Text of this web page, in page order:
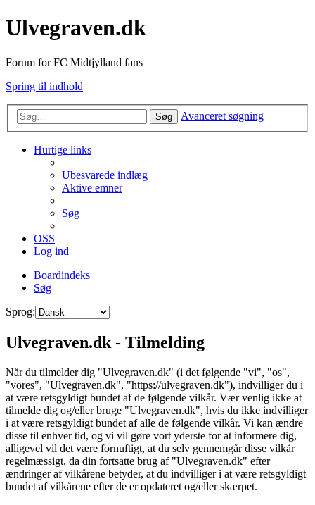
Ulvegraven.dk
Forum for FC Midtjylland fans
Spring til indhold
Søg Avanceret søgning
Hurtige links
Ubesvarede indlæg
Aktive emner
Søg
OSS
Log ind
Boardindeks
Søg
Sprog:
Ulvegraven.dk - Tilmelding
Når du tilmelder dig "Ulvegraven.dk" (i det følgende "vi", "os",
"vores", "Ulvegraven.dk", "https://ulvegraven.dk"), indvilliger du i
at være retsgyldigt bundet af de følgende vilkår. Vær venlig ikke at
tilmelde dig og/eller bruge "Ulvegraven.dk", hvis du ikke indvilliger
i at være retsgyldigt bundet af alle de følgende vilkår. Vi kan ændre
disse til enhver tid, og vi vil gøre vort yderste for at informere dig,
alligevel vil det være fornuftigt, at du selv gennemgår disse vilkår
regelmæssigt, da din fortsatte brug af "Ulvegraven.dk" efter
ændringer af vilkårene betyder, at du indvilliger i at være retsgyldigt
bundet af vilkårene efter de er opdateret og/eller skærpet.